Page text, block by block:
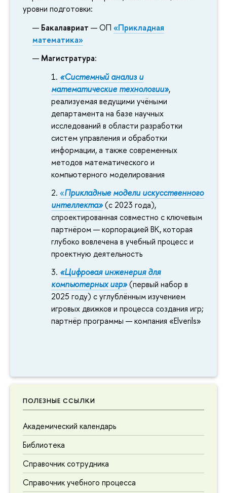
уровни подготовки:
Бакалавриат — ОП«Прикладная
математика»
Магистратура:
«Системный анализ и
математические технологии»,
реализуемая ведущими учёными
департамента на базе научных
исследований в области разработки
систем управления и обработки
информации, а также современных
методов математического и
компьютерного моделирования
«Прикладные модели искусственного
интеллекта»(с 2023 года),
спроектированная совместно с ключевым
партнёром — корпорацией ВК, которая
глубоко вовлечена в учебный процесс и
проектную деятельность
«Цифровая инженерия для
компьютерных игр»(первый набор в
2025 году) с углублённым изучением
игровых движков и процесса создания игр;
партнёр программы — компания «Elverils»
ПОЛЕЗНЫЕ ССЫЛКИ
Академический календарь
Библиотека
Справочник сотрудника
Справочник учебного процесса